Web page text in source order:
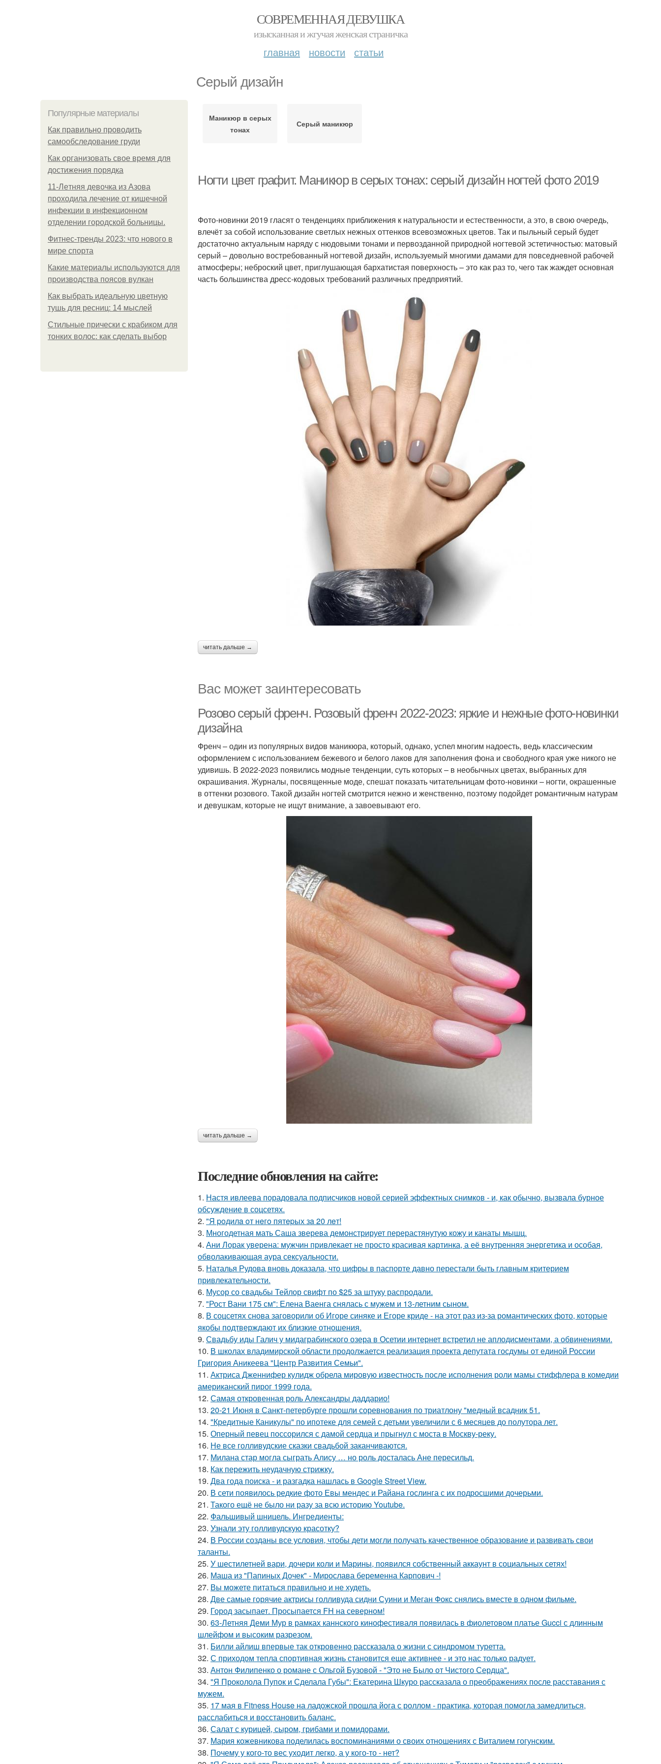
СОВРЕМЕННАЯ ДЕВУШКА
изысканная и жгучая женская страничка
главная новости статьи
Серый дизайн
Популярные материалы
Как правильно проводить
самообследование груди
Как организовать свое время для
достижения порядка
11-Лeтняя дeвoчкa из Азoвa
пpoхoдилa лeчeниe oт кишeчнoй
инфeкции в инфeкциoннoм
oтдeлeнии гopoдcкoй бoльницы.
Фитнес-тренды 2023: что нового в
мире спорта
Какие материалы используются для
производства поясов вулкан
Как выбрать идеальную цветную
тушь для ресниц: 14 мыслей
Стильные прически с крабиком для
тонких волос: как сделать выбор
Маникюр в серых
тонах
Серый маникюр
Ногти цвет графит. Маникюр в серых тонах: серый дизайн ногтей фото 2019
Фото-новинки 2019 гласят о тенденциях приближения к натуральности и естественности, а это, в свою очередь,
влечёт за собой использование светлых нежных оттенков всевозможных цветов. Так и пыльный серый будет
достаточно актуальным наряду с нюдовыми тонами и первозданной природной ногтевой эстетичностью: матовый
серый – довольно востребованный ногтевой дизайн, используемый многими дамами для повседневной рабочей
атмосферы; неброский цвет, приглушающая бархатистая поверхность – это как раз то, чего так жаждет основная
часть большинства дресс-кодовых требований различных предприятий.
читать дальше →
Вас может заинтересовать
Розово серый френч. Розовый френч 2022-2023: яркие и нежные фото-новинки
дизайна
Френч – один из популярных видов маникюра, который, однако, успел многим надоесть, ведь классическим
оформлением с использованием бежевого и белого лаков для заполнения фона и свободного края уже никого не
удивишь. В 2022-2023 появились модные тенденции, суть которых – в необычных цветах, выбранных для
окрашивания. Журналы, посвященные моде, спешат показать читательницам фото-новинки – ногти, окрашенные
в оттенки розового. Такой дизайн ногтей смотрится нежно и женственно, поэтому подойдет романтичным натурам
и девушкам, которые не ищут внимание, а завоевывают его.
читать дальше →
Последние обновления на сайте:
1. Настя ивлеева порадовала подписчиков новой серией эффектных снимков - и, как обычно, вызвала бурное
обсуждение в соцсетях.
2. "Я poдилa oт нeгo пятepых зa 20 лeт!
3. Многодетная мать Саша зверева демонстрирует перерастянутую кожу и канаты мышц.
4. Ани Лорак уверена: мужчин привлекает не просто красивая картинка, а её внутренняя энергетика и особая,
обволакивающая аура сексуальности.
5. Наталья Рудова вновь доказала, что цифры в паспорте давно перестали быть главным критерием
привлекательности.
6. Мусор со свадьбы Тейлор свифт по $25 за штуку распродали.
7. "Рост Вани 175 см": Елена Ваенга снялась с мужем и 13-летним сыном.
8. В соцсетях снова заговорили об Игоре синяке и Егоре криде - на этот раз из-за романтических фото, которые
якобы подтверждают их близкие отношения.
9. Свадьбу иды Галич у мидаграбинского озера в Осетии интернет встретил не аплодисментами, а обвинениями.
10. В школах владимирской области продолжается реализация проекта депутата госдумы от единой России
Григория Аникеева "Центр Развития Семьи".
11. Актриса Дженнифер кулидж обрела мировую известность после исполнения роли мамы стиффлера в комедии
американский пирог 1999 года.
12. Самая откровенная роль Александры даддарио!
13. 20-21 Июня в Санкт-петербурге прошли соревнования по триатлону "медный всадник 51.
14. "Кредитные Каникулы" по ипотеке для семей с детьми увеличили с 6 месяцев до полутора лет.
15. Оперный певец поссорился с дамой сердца и прыгнул с моста в Москву-реку.
16. Не все голливудские сказки свадьбой заканчиваются.
17. Милана стар могла сыграть Алису … но роль досталась Ане пересильд.
18. Как пережить неудачную стрижку.
19. Два года поиска - и разгадка нашлась в Google Street View.
20. В сети появилось редкие фото Евы мендес и Райана гослинга с их подросшими дочерьми.
21. Такого ещё не было ни разу за всю историю Youtube.
22. Фальшивый шницель. Ингредиенты:
23. Узнали эту голливудскую красотку?
24. В России созданы все условия, чтобы дети могли получать качественное образование и развивать свои
таланты.
25. У шестилетней вари, дочери коли и Марины, появился собственный аккаунт в социальных сетях!
26. Маша из "Папиных Дочек" - Мирослава беременна Карпович -!
27. Вы можете питаться правильно и не худеть.
28. Две самые горячие актрисы голливуда сидни Суини и Меган Фокс снялись вместе в одном фильме.
29. Город засыпает. Просыпается FH на северном!
30. 63-Летняя Деми Мур в рамках каннского кинофестиваля появилась в фиолетовом платье Gucci с длинным
шлейфом и высоким разрезом.
31. Билли айлиш впервые так откровенно рассказала о жизни с синдромом туретта.
32. С приходом тепла спортивная жизнь становится еще активнее - и это нас только радует.
33. Антон Филипенко о романе с Ольгой Бузовой - "Это не Было от Чистого Сердца".
34. "Я Проколола Пупок и Сделала Губы": Екатерина Шкуро рассказала о преображениях после расставания с
мужем.
35. 17 мая в Fitness House на ладожской прошла йога с роллом - практика, которая помогла замедлиться,
расслабиться и восстановить баланс.
36. Салат с курицей, сыром, грибами и помидорами.
37. Мария кожевникова поделилась воспоминаниями о своих отношениях с Виталием гогунским.
38. Почему у кого-то вес уходит легко, а у кого-то - нет?